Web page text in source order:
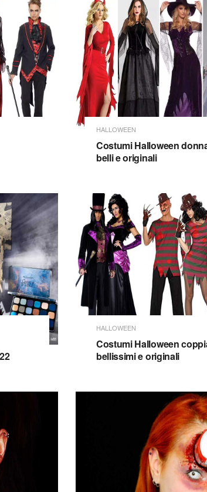
HALLOWEEN
Costumi Halloween
belli e originali
HALLOWEEN
Costumi Halloween
bellissimi e originali